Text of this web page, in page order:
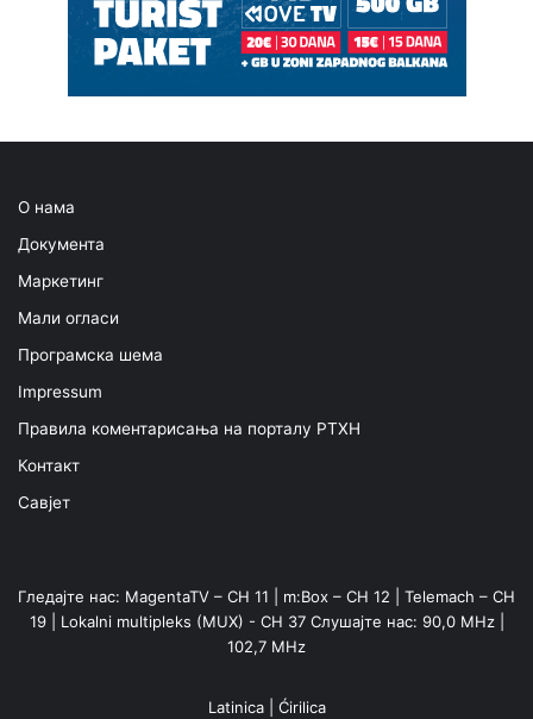
О нама
Документа
Маркетинг
Мали огласи
Програмска шема
Impressum
Правила коментарисања на порталу РТХН
Контакт
Савјет
Гледајте нас: MagentaTV – CH 11 | m:Box – CH 12 | Telemach – CH
19 | Lokalni multipleks (MUX) - CH 37 Слушајте нас: 90,0 MHz |
102,7 MHz
Latinica| Ćirilica